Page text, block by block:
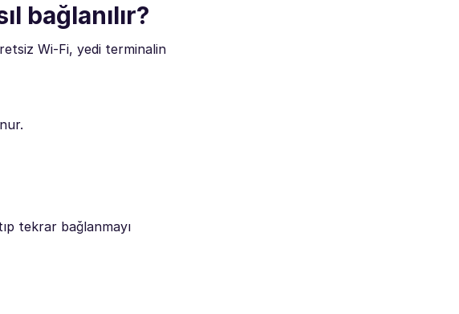
bağlanılır?
Wi-Fi, yedi terminalin
tekrar bağlanmayı